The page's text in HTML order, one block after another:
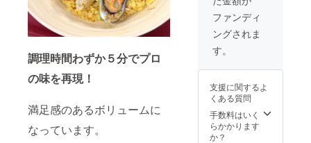
調理時間わずか５分でプロ
の味を再現！
満足感のあるボリュームに
なっています。
※お届け
時期に
つい
て、
ン」で
上旬、
中旬、
下旬か
らお選
びくだ
いただ
きま
す。 ※
ネット
企業イ
メージ
が相違
する場
合等、
掲載を
必見で
す。 通
常価格
も4,000
です！
初回は
「シー
フード
パエリ
ファンディ
ングされま
す。
支援に関するよ
くある質問
手数料はいく
らかかります
か？